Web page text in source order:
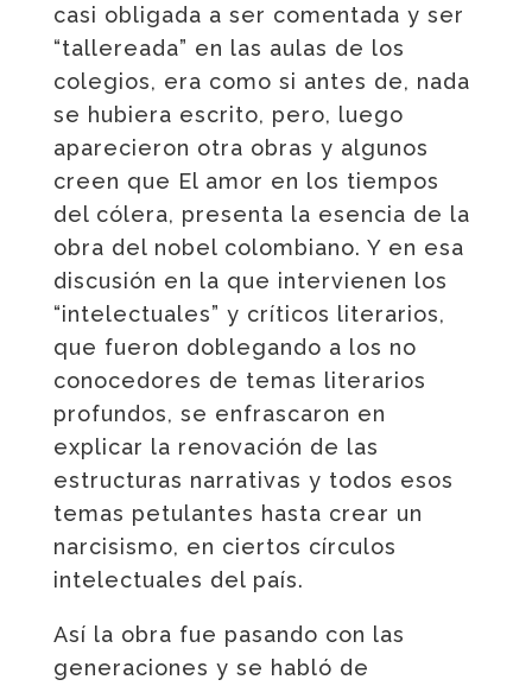
casi obligada a ser comentada y ser
“tallereada” en las aulas de los
colegios, era como si antes de, nada
se hubiera escrito, pero, luego
aparecieron otra obras y algunos
creen que El amor en los tiempos
del cólera, presenta la esencia de la
obra del nobel colombiano. Y en esa
discusión en la que intervienen los
“intelectuales” y críticos literarios,
que fueron doblegando a los no
conocedores de temas literarios
profundos, se enfrascaron en
explicar la renovación de las
estructuras narrativas y todos esos
temas petulantes hasta crear un
narcisismo, en ciertos círculos
intelectuales del país.
Así la obra fue pasando con las
generaciones y se habló de